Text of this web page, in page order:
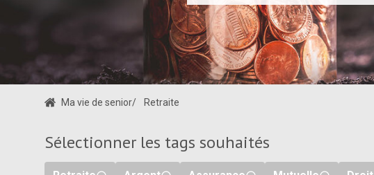
Ma vie de senior/ Retraite
Sélectionner les tags souhaités